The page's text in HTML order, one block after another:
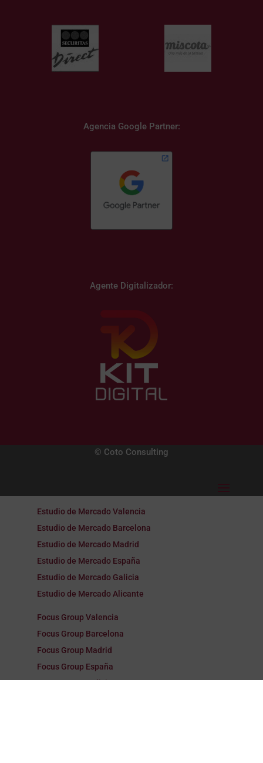
Agencia Google Partner:
Agente Digitalizador:
© Coto Consulting
Estudio de Mercado Valencia
Estudio de Mercado Barcelona
Estudio de Mercado Madrid
Estudio de Mercado España
Estudio de Mercado Galicia
Estudio de Mercado Alicante
Focus Group Valencia
Focus Group Barcelona
Focus Group Madrid
Focus Group España
Focus Group Galicia